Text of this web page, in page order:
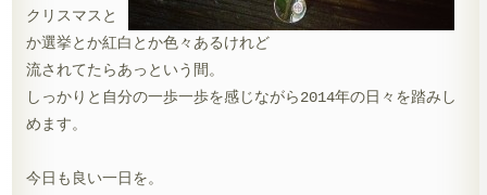
クリスマスと
か選挙とか紅白とか色々あるけれど
流されてたらあっという間。
しっかりと自分の一歩一歩を感じながら2014年の日々を踏みし
めます。
今日も良い一日を。